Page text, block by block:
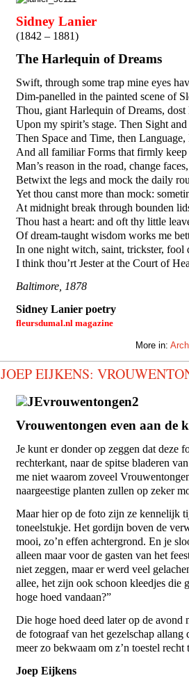
Sidney Lanier
(1842 – 1881)
The Harlequin of Dreams
Swift, through some trap mine eyes
Dim-panelled in the painted scene of
Thou, giant Harlequin of Dreams, dost
Upon my spirit’s stage. Then Sight
Then Space and Time, then
And all familiar Forms that firmly keep
Man’s reason in the road, change
Betwixt the legs and mock the daily
Yet thou canst more than mock:
At midnight break through bounden
Thou hast a heart: and oft thy little
Of dream-taught wisdom works me
In one night witch, saint, trickster, fool
I think thou’rt Jester at the Court of
Baltimore, 1878
Sidney Lanier poetry
fleursdumal.nl magazine
More in:
JOEP EIJKENS:
Vrouwentongen even aan de
Je kunt er donder op zeggen dat deze
rechterkant, naar de spitse bladeren
me niet waarom zoveel
naargeestige planten zullen op zeker
Maar hier op de foto zijn ze kennelijk
toneelstukje. Het gordijn boven de
mooi, zo’n effen achtergrond. En je
alleen maar voor de gasten van het
niet zeggen, maar er werd veel
allee, het zijn ook schoon kleedjes die
hoge hoed vandaan?”
Die hoge hoed deed later op de avond
de fotograaf van het gezelschap allang
meer zo bekwaam om z’n toestel recht
Joep Eijkens